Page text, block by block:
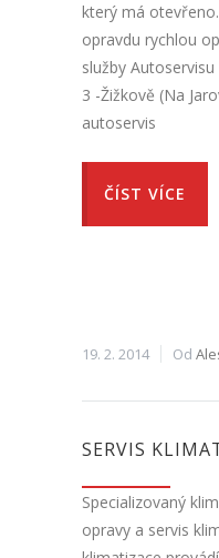
který má
opravdu rychlou
služby
3 -Žižkově (Na
autoservis
ČÍST VÍCE
19. 2. 2014 Od
SERVIS
Specializovaný
opravy a servis